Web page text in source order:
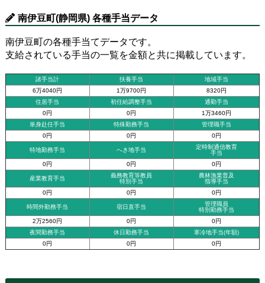
南伊豆町(静岡県) 各種手当データ
南伊豆町の各種手当てデータです。
支給されている手当の一覧を金額と共に掲載しています。
諸手当計 扶養手当
地域手当
6万4040円
1万9700円
8320円
住居手当
初任給調整手当
通勤手当
0円
0円
1万3460円
単身赴任手当
特殊勤務手当
管理職手当
0円
0円 0円
特地勤務手当 へき地手当
定時制通信教育
手当
0円
0円 0円
産業教育手当
義務教育等教員
特別手当
農林漁業普及
指導手当
0円
0円 0円
時間外勤務手当 宿日直手当
管理職員
特別勤務手当
2万2560円
0円
0円
夜間勤務手当
休日勤務手当
寒冷地手当(年額)
0円
0円 0円